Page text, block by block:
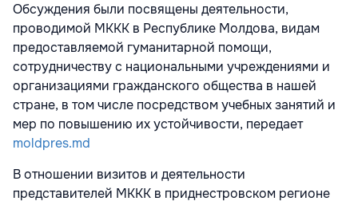
Обсуждения были посвящены деятельности,
проводимой МККК в Республике Молдова, видам
предоставляемой гуманитарной помощи,
сотрудничеству с национальными учреждениями и
организациями гражданского общества в нашей
стране, в том числе посредством учебных занятий и
мер по повышению их устойчивости, передает
moldpres.md
В отношении визитов и деятельности
представителей МККК в приднестровском регионе